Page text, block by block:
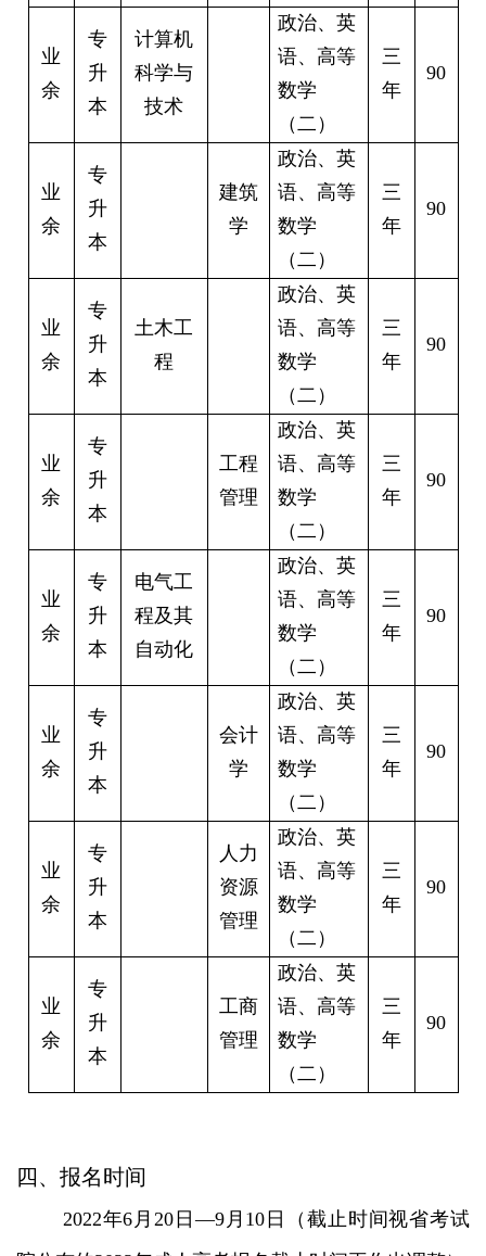
业
余
专
升
本
计算机
科学与
技术
政治、英
语、高等
数学
（二）
三
年
90
业
余
专
升
本
建筑
学
政治、英
语、高等
数学
（二）
三
年
90
业
余
专
升
本
土木工
程
政治、英
语、高等
数学
（二）
三
年
90
业
余
专
升
本
工程
管理
政治、英
语、高等
数学
（二）
三
年
90
业
余
专
升
本
电气工
程及其
自动化
政治、英
语、高等
数学
（二）
三
年
90
业
余
专
升
本
会计
学
政治、英
语、高等
数学
（二）
三
年
90
业
余
专
升
本
人力
资源
管理
政治、英
语、高等
数学
（二）
三
年
90
业
余
专
升
本
工商
管理
政治、英
语、高等
数学
（二）
三
年
90
四、报名时间
2022年6月20日—9月10日（截止时间视省考试